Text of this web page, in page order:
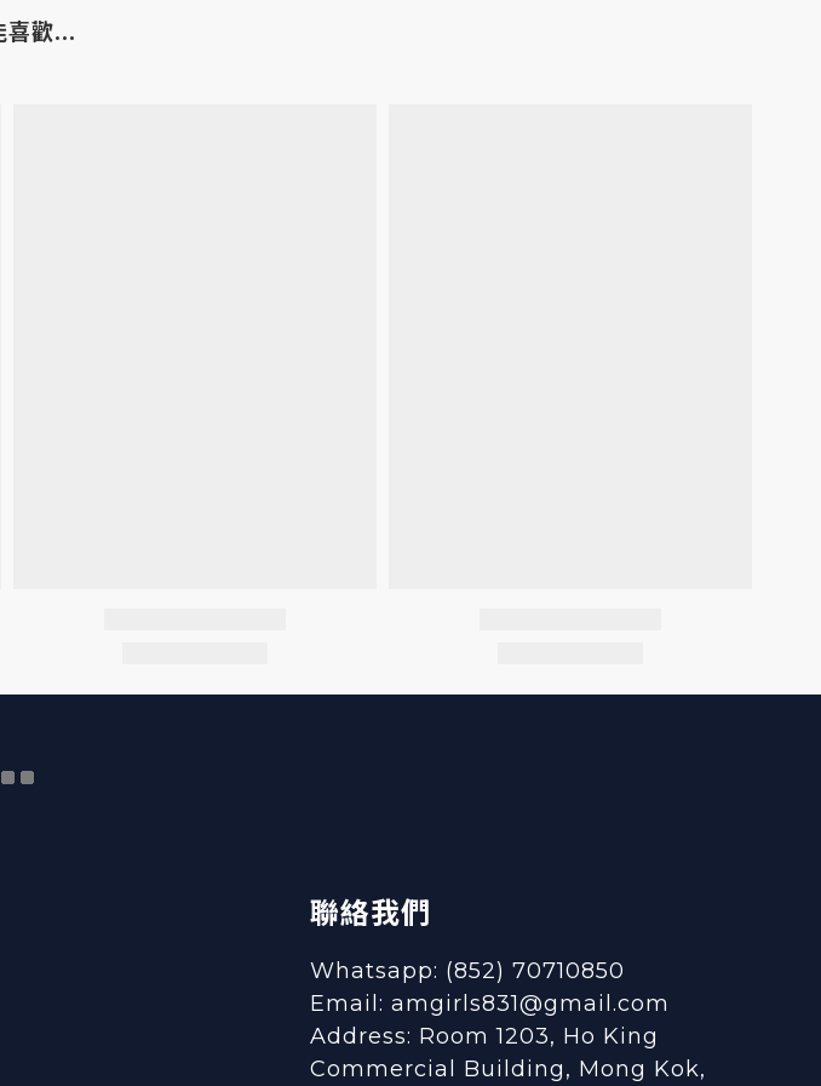
喜歡...
聯絡我們
Whatsapp: (852) 70710850
Email: amgirls831@gmail.com
Address: Room 1203, Ho King
Commercial Building, Mong Kok,